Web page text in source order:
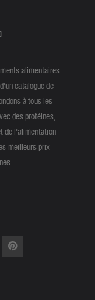
alimentaires
catalogue de
à tous les
des protéines,
de l'alimentation
meilleurs prix